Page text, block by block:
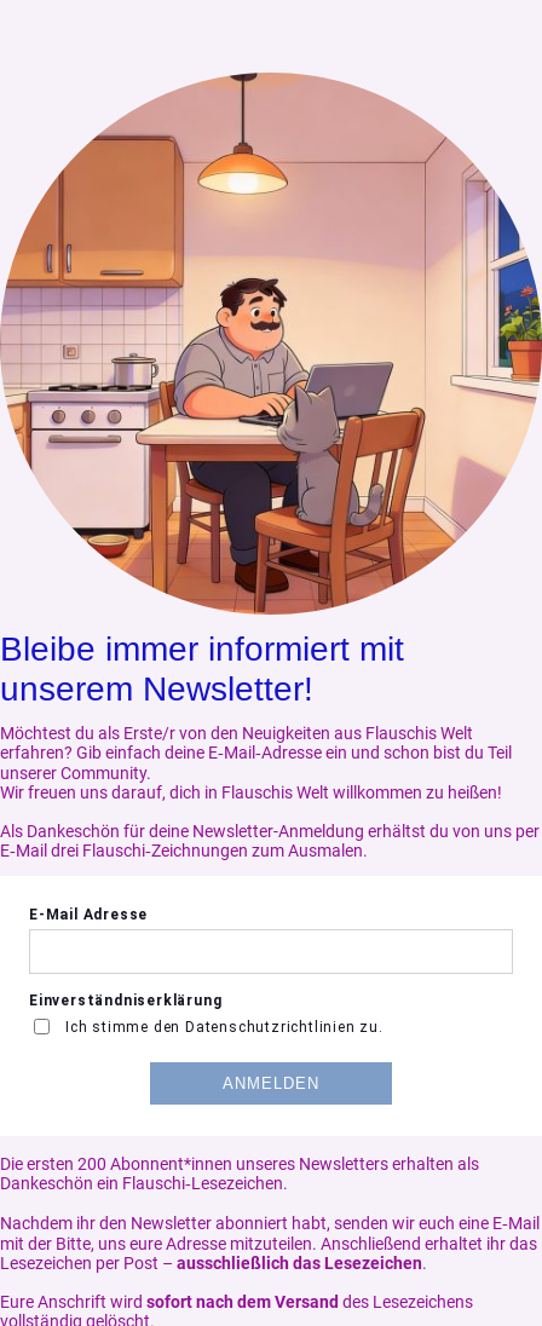
Bleibe immer informiert mit
unserem Newsletter!
Möchtest du als Erste/r von den Neuigkeiten aus Flauschis Welt
erfahren? Gib einfach deine E‑Mail‑Adresse ein und schon bist du Teil
unserer Community.
Wir freuen uns darauf, dich in Flauschis Welt willkommen zu heißen!
Als Dankeschön für deine Newsletter-Anmeldung erhältst du von uns per
E‑Mail drei Flauschi‑Zeichnungen zum Ausmalen.
Die ersten 200 Abonnent*innen unseres Newsletters erhalten als
Dankeschön ein Flauschi‑Lesezeichen.
Nachdem ihr den Newsletter abonniert habt, senden wir euch eine E‑Mail
mit der Bitte, uns eure Adresse mitzuteilen. Anschließend erhaltet ihr das
Lesezeichen per Post – ausschließlich das Lesezeichen.
Eure Anschrift wird sofort nach dem Versand des Lesezeichens
vollständig gelöscht.